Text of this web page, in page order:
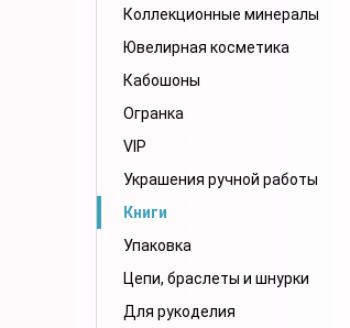
Коллекционные минералы
Ювелирная косметика
Кабошоны
Огранка
VIP
Украшения ручной работы
Книги
Упаковка
Цепи, браслеты и шнурки
Для рукоделия